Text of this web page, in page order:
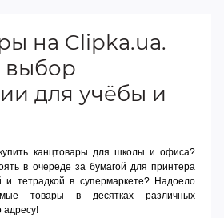
на Clipka.ua.
для учёбы и
канцтовары для школы и офиса?
в очереде за бумагой для принтера
и тетрадкой в супермаркете? Надоело
товары в десятках различных
адресу!